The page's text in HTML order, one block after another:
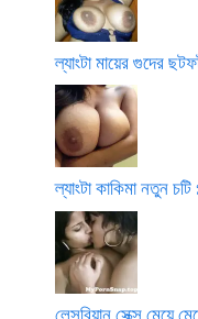
ল্যাংটা মায়ের গুদের
ল্যাংটা কাকিমা নতুন চটি
লেসবিয়ান সেক্স মেয়ে